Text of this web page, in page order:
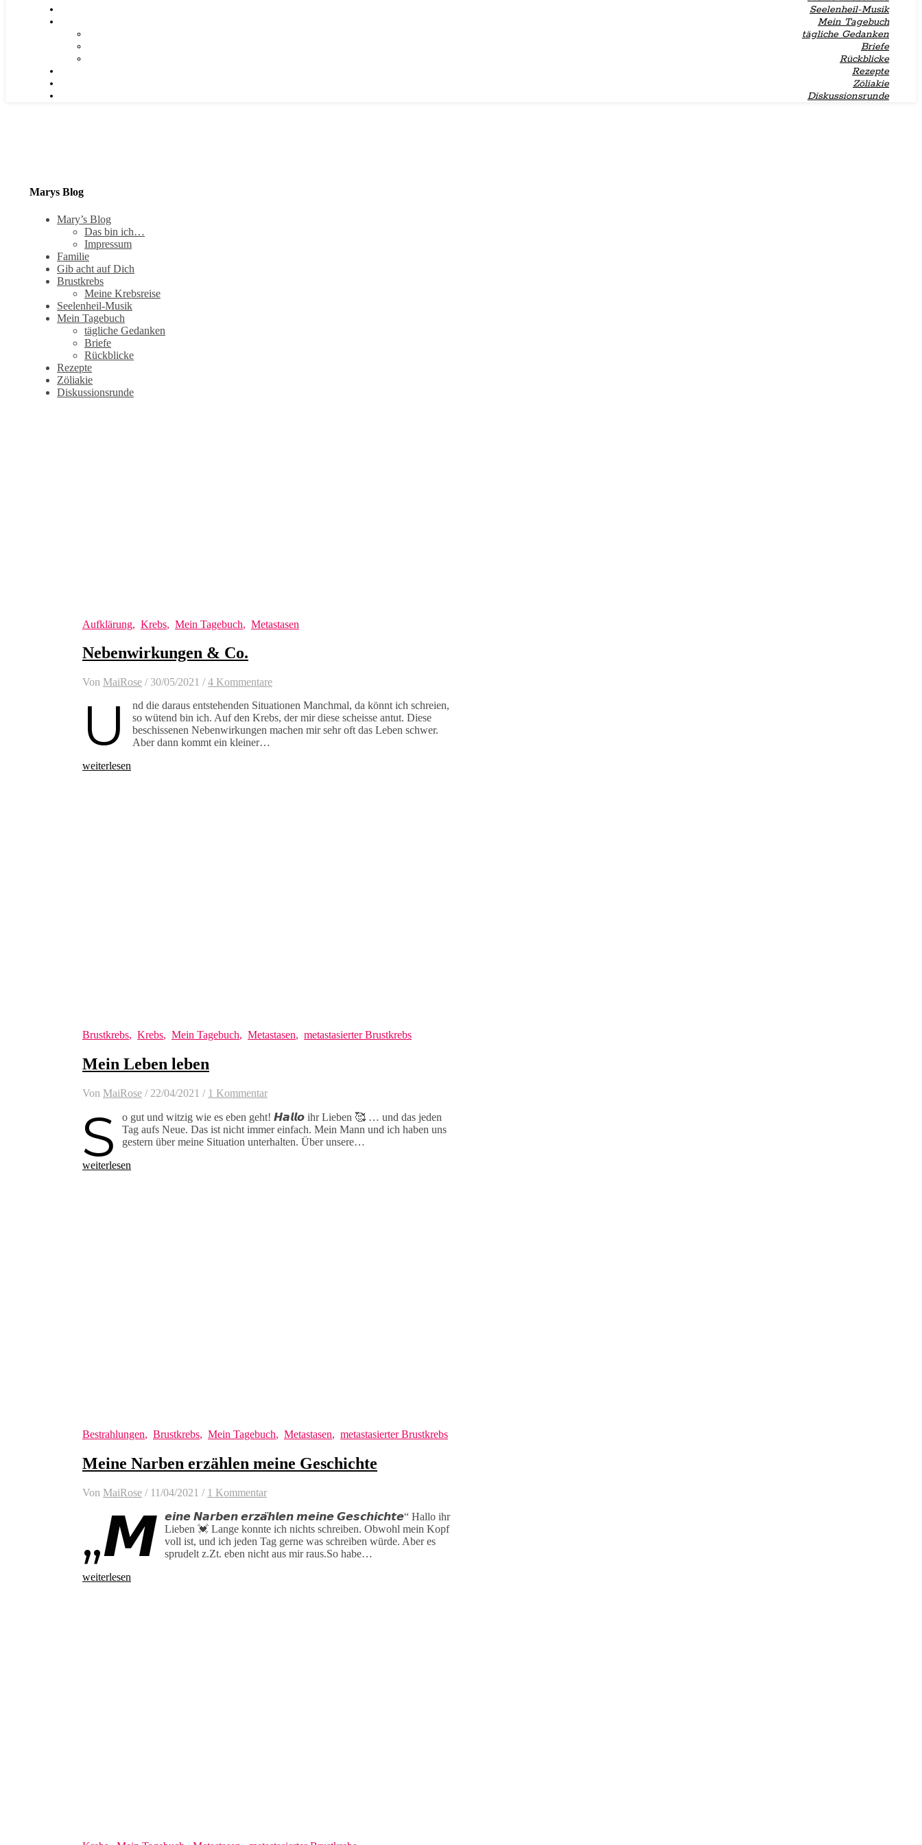
Seelenheil-Musik
Mein Tagebuch
tägliche Gedanken
Briefe
Rückblicke
Rezepte
Zöliakie
Diskussionsrunde
Marys Blog
Mary’s Blog
Das bin ich…
Impressum
Familie
Gib acht auf Dich
Brustkrebs
Meine Krebsreise
Seelenheil-Musik
Mein Tagebuch
tägliche Gedanken
Briefe
Rückblicke
Rezepte
Zöliakie
Diskussionsrunde
Aufklärung, Krebs, Mein Tagebuch, Metastasen
Nebenwirkungen & Co.
Von MaiRose / 30/05/2021 / 4 Kommentare
U
nd die daraus entstehenden Situationen Manchmal, da könnt ich schreien,
so wütend bin ich. Auf den Krebs, der mir diese scheisse antut. Diese
beschissenen Nebenwirkungen machen mir sehr oft das Leben schwer.
Aber dann kommt ein kleiner…
weiterlesen
Brustkrebs, Krebs, Mein Tagebuch, Metastasen, metastasierter Brustkrebs
Mein Leben leben
Von MaiRose / 22/04/2021 / 1 Kommentar
S
o gut und witzig wie es eben geht! 𝙃𝙖𝙡𝙡𝙤 ihr Lieben 🥰 … und das jeden
Tag aufs Neue. Das ist nicht immer einfach. Mein Mann und ich haben uns
gestern über meine Situation unterhalten. Über unsere…
weiterlesen
Bestrahlungen, Brustkrebs, Mein Tagebuch, Metastasen, metastasierter Brustkrebs
Meine Narben erzählen meine Geschichte
Von MaiRose / 11/04/2021 / 1 Kommentar
„𝙈
𝙚𝙞𝙣𝙚 𝙉𝙖𝙧𝙗𝙚𝙣 𝙚𝙧𝙯𝙖̈𝙝𝙡𝙚𝙣 𝙢𝙚𝙞𝙣𝙚 𝙂𝙚𝙨𝙘𝙝𝙞𝙘𝙝𝙩𝙚“ Hallo ihr
Lieben 💓 Lange konnte ich nichts schreiben. Obwohl mein Kopf
voll ist, und ich jeden Tag gerne was schreiben würde. Aber es
sprudelt z.Zt. eben nicht aus mir raus.So habe…
weiterlesen